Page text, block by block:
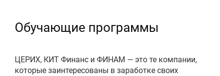
Обучающие программы
ЦЕРИХ, КИТ Финанс и ФИНАМ — это те компании,
которые заинтересованы в заработке своих